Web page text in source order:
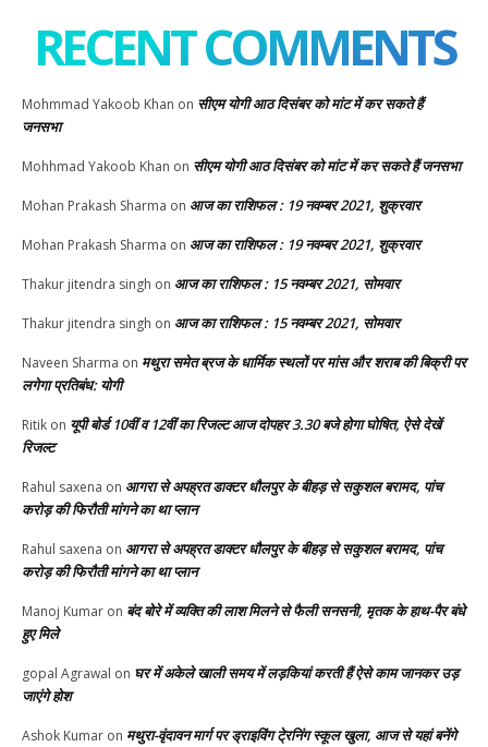
RECENT COMMENTS
Mohmmad Yakoob Khan on सीएम योगी आठ दिसंबर को मांट में कर सकते हैं
जनसभा
Mohhmad Yakoob Khan on सीएम योगी आठ दिसंबर को मांट में कर सकते हैं जनसभा
Mohan Prakash Sharma on आज का राशिफल : 19 नवम्बर 2021, शुक्रवार
Mohan Prakash Sharma on आज का राशिफल : 19 नवम्बर 2021, शुक्रवार
Thakur jitendra singh on आज का राशिफल : 15 नवम्बर 2021, सोमवार
Thakur jitendra singh on आज का राशिफल : 15 नवम्बर 2021, सोमवार
Naveen Sharma on मथुरा समेत ब्रज के धार्मिक स्थलों पर मांस और शराब की बिक्री पर
लगेगा प्रतिबंध: योगी
Ritik on यूपी बोर्ड 10वीं व 12वीं का रिजल्ट आज दोपहर 3.30 बजे होगा घोषित, ऐसे देखें
रिजल्ट
Rahul saxena on आगरा से अपह्रत डाक्टर धौलपुर के बीहड़ से सकुशल बरामद, पांच
करोड़ की फिरौती मांगने का था प्लान
Rahul saxena on आगरा से अपह्रत डाक्टर धौलपुर के बीहड़ से सकुशल बरामद, पांच
करोड़ की फिरौती मांगने का था प्लान
Manoj Kumar on बंद बोरे में व्यक्ति की लाश मिलने से फैली सनसनी, मृतक के हाथ-पैर बंधे
हुए मिले
gopal Agrawal on घर में अकेले खाली समय में लड़कियां करती हैं ऐसे काम जानकर उड़
जाएंगे होश
Ashok Kumar on मथुरा-वृंदावन मार्ग पर ड्राइविंग टे्रनिंग स्कूल खुला, आज से यहां बनेंगे